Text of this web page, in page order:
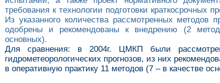
требования к технологии подготовки краткосрочных
Из указанного количества рассмотренных методов
одобрены и рекомендованы к внедрению (2
основных).
Для сравнения: в 2004г. ЦМКП были
гидрометеорологических прогнозов, из них
в оперативную практику 11 методов (7 – в качестве